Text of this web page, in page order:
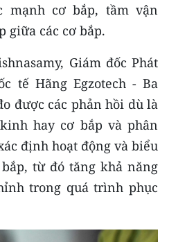
mạnh cơ bắp, tầm vận
giữa các cơ bắp.
Giám đốc Phát
tế Hãng Egzotech - Ba
được các phản hồi dù là
hay cơ bắp và phân
định hoạt động và biểu
từ đó tăng khả năng
trong quá trình phục